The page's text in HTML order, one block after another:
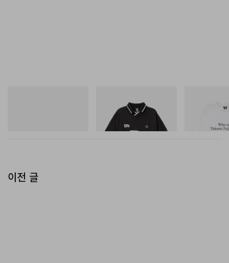
Billionaire Boys Club X Initial
D Game Shirt
쇼핑하기
Billionaire
D Cotton T-
이전 글